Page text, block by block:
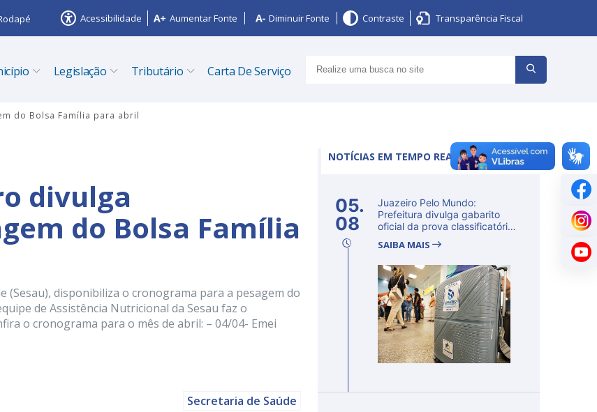
Acessibilidade Aumentar Fonte Diminuir Fonte Contraste Transparência Fiscal
Legislação Tributário Carta De Serviço
do Bolsa Família para abril
divulga
do Bolsa Família
(Sesau), disponibiliza o cronograma para a pesagem do
de Assistência Nutricional da Sesau faz o
o cronograma para o mês de abril: – 04/04- Emei
Secretaria de Saúde
NOTÍCIAS EM TEMPO REAL
05.
08
Juazeiro Pelo Mundo:
Prefeitura divulga gabarito
oficial da prova classificatória
SAIBA MAIS